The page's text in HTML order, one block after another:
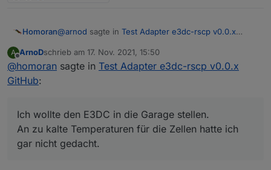
Homoran@arnod sagte in Test Adapter e3dc-rscp v0.0.x
Perfekt.
@ujok sagte inTest Adapter e3dc-rscp v0.0.x
GitHub:
A
Offline
ArnoDschrieb am 17. Nov. 2021, 15:50
zuletzt editiert von
@homoran sagte in Test Adapter e3dc-rscp v0.0.x
GitHub:
Ich wollte den E3DC in die Garage stellen.
An zu kalte Temperaturen für die Zellen hatte ich
gar nicht gedacht.